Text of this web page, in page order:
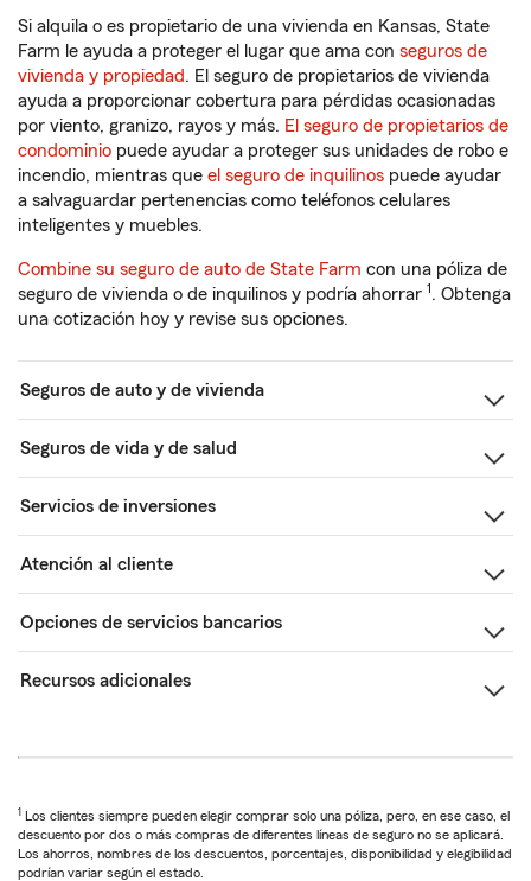
Si alquila o es propietario de una vivienda en Kansas, State
Farm le ayuda a proteger el lugar que ama con seguros de
vivienda y propiedad. El seguro de propietarios de vivienda
ayuda a proporcionar cobertura para pérdidas ocasionadas
por viento, granizo, rayos y más. El seguro de propietarios de
condominio puede ayudar a proteger sus unidades de robo e
incendio, mientras que el seguro de inquilinos puede ayudar
a salvaguardar pertenencias como teléfonos celulares
inteligentes y muebles.
Combine su seguro de auto de State Farm con una póliza de
seguro de vivienda o de inquilinos y podría ahorrar 1. Obtenga
una cotización hoy y revise sus opciones.
Seguros de auto y de vivienda
Seguros de vida y de salud
Servicios de inversiones
Atención al cliente
Opciones de servicios bancarios
Recursos adicionales
1 Los clientes siempre pueden elegir comprar solo una póliza, pero, en ese caso, el
descuento por dos o más compras de diferentes líneas de seguro no se aplicará.
Los ahorros, nombres de los descuentos, porcentajes, disponibilidad y elegibilidad
podrían variar según el estado.